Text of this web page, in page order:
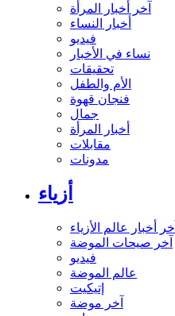
آخر أخبار المرأة
أخبار النساء
فيديو
نساء في الأخبار
تحقيقات
الأم والطفل
فنجان قهوة
جمال
أخبار المرأة
مقابلات
مدونات
أزياء
آخر أخبار عالم الأزياء
آخر صيحات الموضة
فيديو
عالم الموضة
إتيكيت
آخر موضة